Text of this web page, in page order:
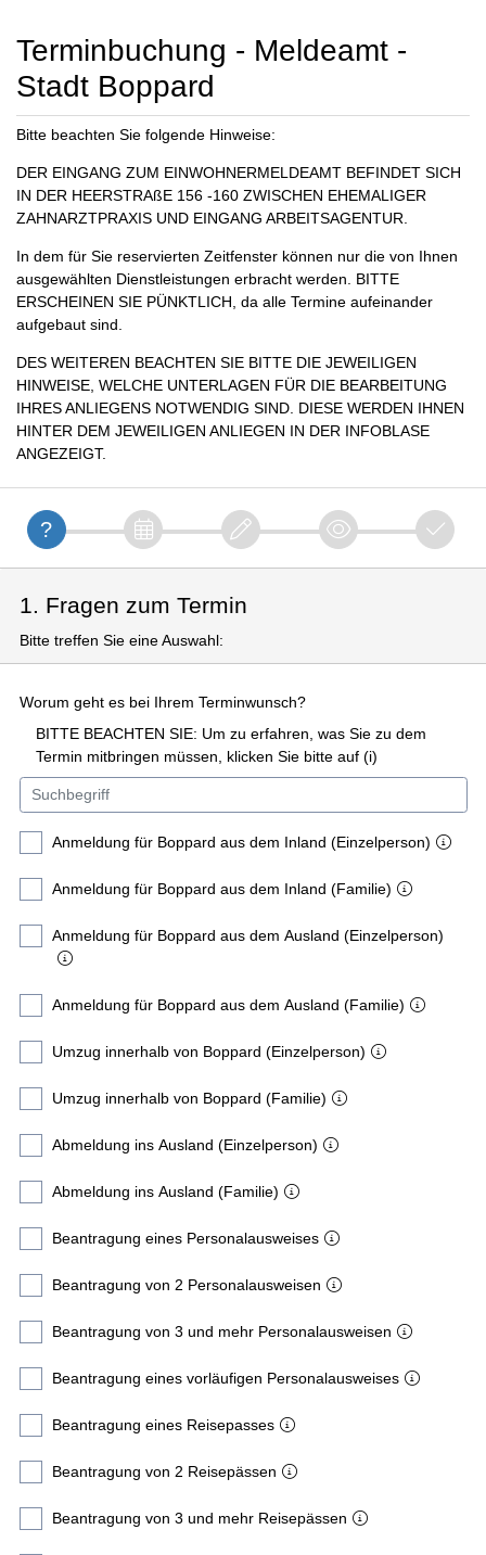
Terminbuchung - Meldeamt -
Stadt Boppard
Bitte beachten Sie folgende Hinweise:
DER EINGANG ZUM EINWOHNERMELDEAMT BEFINDET SICH
IN DER HEERSTRAßE 156 -160 ZWISCHEN EHEMALIGER
ZAHNARZTPRAXIS UND EINGANG ARBEITSAGENTUR.
In dem für Sie reservierten Zeitfenster können nur die von Ihnen
ausgewählten Dienstleistungen erbracht werden. BITTE
ERSCHEINEN SIE PÜNKTLICH, da alle Termine aufeinander
aufgebaut sind.
DES WEITEREN BEACHTEN SIE BITTE DIE JEWEILIGEN
HINWEISE, WELCHE UNTERLAGEN FÜR DIE BEARBEITUNG
IHRES ANLIEGENS NOTWENDIG SIND. DIESE WERDEN IHNEN
HINTER DEM JEWEILIGEN ANLIEGEN IN DER INFOBLASE
ANGEZEIGT.
1. Fragen zum Termin
Bitte treffen Sie eine Auswahl:
Worum geht es bei Ihrem Terminwunsch?
BITTE BEACHTEN SIE: Um zu erfahren, was Sie zu dem
Termin mitbringen müssen, klicken Sie bitte auf (i)
Anmeldung für Boppard aus dem Inland (Einzelperson)
Anmeldung für Boppard aus dem Inland (Familie)
Anmeldung für Boppard aus dem Ausland (Einzelperson)
Anmeldung für Boppard aus dem Ausland (Familie)
Umzug innerhalb von Boppard (Einzelperson)
Umzug innerhalb von Boppard (Familie)
Abmeldung ins Ausland (Einzelperson)
Abmeldung ins Ausland (Familie)
Beantragung eines Personalausweises
Beantragung von 2 Personalausweisen
Beantragung von 3 und mehr Personalausweisen
Beantragung eines vorläufigen Personalausweises
Beantragung eines Reisepasses
Beantragung von 2 Reisepässen
Beantragung von 3 und mehr Reisepässen